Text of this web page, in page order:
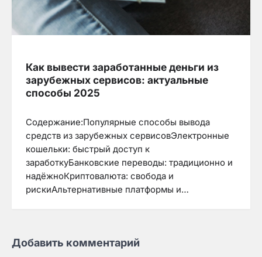
Как вывести заработанные деньги из
зарубежных сервисов: актуальные
способы 2025
Содержание:Популярные способы вывода
средств из зарубежных сервисовЭлектронные
кошельки: быстрый доступ к
заработкуБанковские переводы: традиционно и
надёжноКриптовалюта: свобода и
рискиАльтернативные платформы и…
Добавить комментарий